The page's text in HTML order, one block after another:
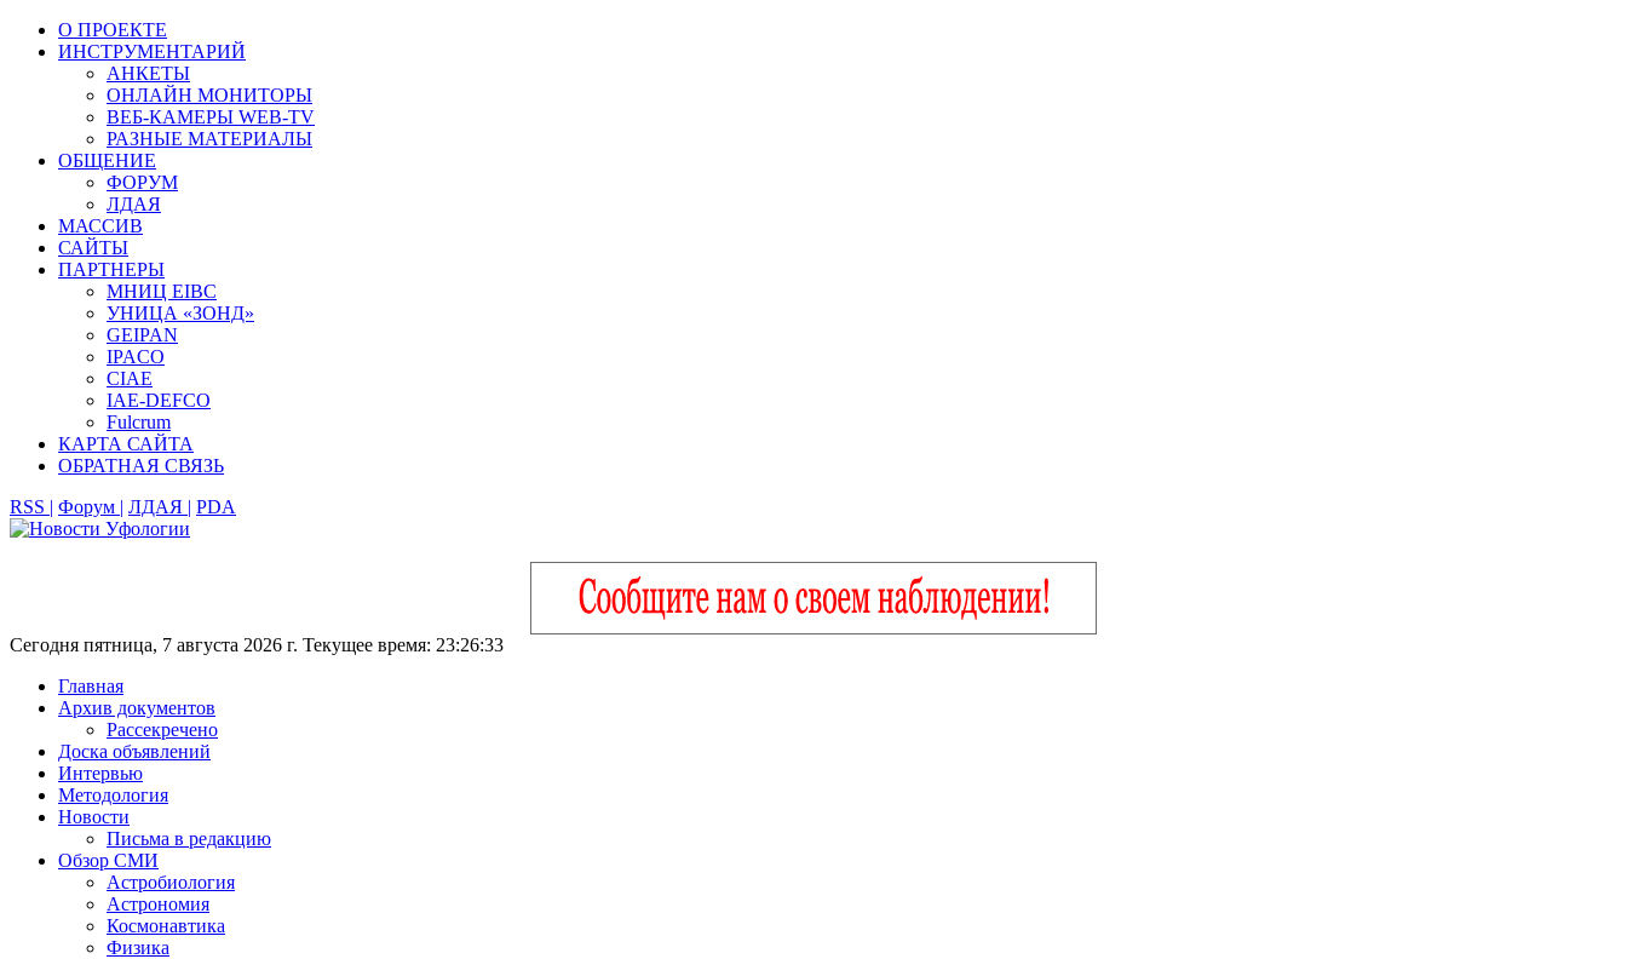
О ПРОЕКТЕ
ИНСТРУМЕНТАРИЙ
АНКЕТЫ
ОНЛАЙН МОНИТОРЫ
ВЕБ-КАМЕРЫ WEB-TV
РАЗНЫЕ МАТЕРИАЛЫ
ОБЩЕНИЕ
ФОРУМ
ЛДАЯ
МАССИВ
САЙТЫ
ПАРТНЕРЫ
МНИЦ EIBC
УНИЦА «ЗОНД»
GEIPAN
IPACO
CIAE
IAE-DEFCO
Fulcrum
КАРТА САЙТА
ОБРАТНАЯ СВЯЗЬ
RSS | Форум | ЛДАЯ | PDA
Сегодня пятница, 7 августа 2026 г. Текущее время: 23:26:33
Главная
Архив документов
Рассекречено
Доска объявлений
Интервью
Методология
Новости
Письма в редакцию
Обзор СМИ
Астробиология
Астрономия
Космонавтика
Физика